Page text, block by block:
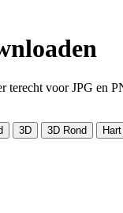
voor JPG en
3D 3D Rond